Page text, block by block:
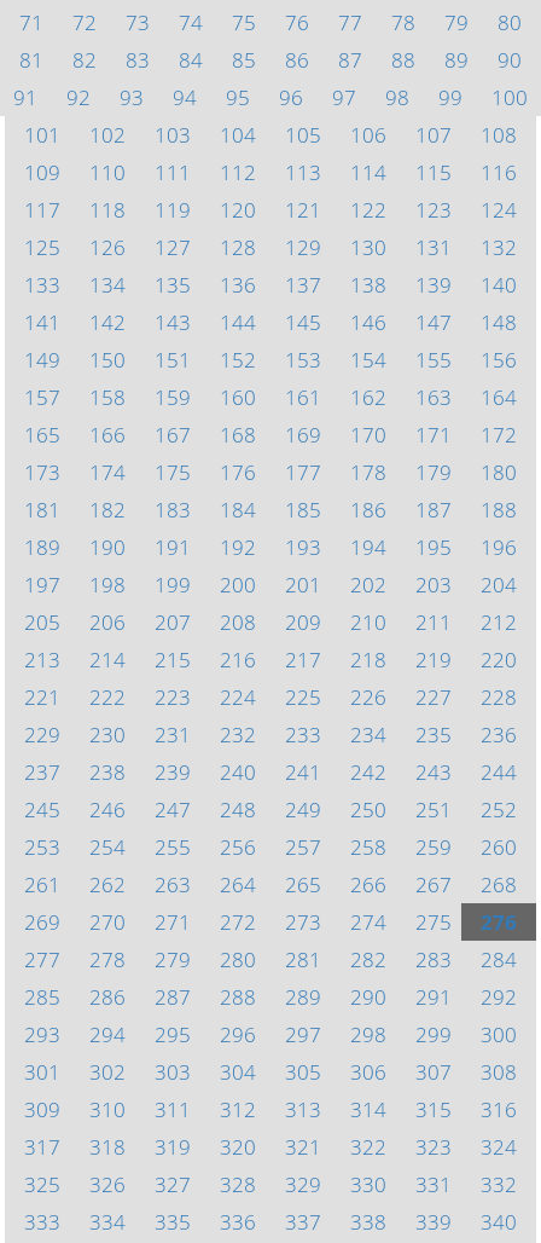
71
72 73 74 75 76 77 78 79
80
81
82 83 84 85 86 87 88 89
90
91
92 93 94 95 96 97 98 99
100
101
102 103 104 105 106 107
108
109
110 111 112 113 114 115
116
117
118 119 120 121 122 123
124
125
126 127 128 129 130 131
132
133
134 135 136 137 138 139
140
141
142 143 144 145 146 147
148
149
150 151 152 153 154 155
156
157
158 159 160 161 162 163
164
165
166 167 168 169 170 171
172
173
174 175 176 177 178 179
180
181
182 183 184 185 186 187
188
189
190 191 192 193 194 195
196
197
198 199 200 201 202 203
204
205
206 207 208 209 210 211
212
213
214 215 216 217 218 219
220
221
222 223 224 225 226 227
228
229
230 231 232 233 234 235
236
237
238 239 240 241 242 243
244
245
246 247 248 249 250 251
252
253
254 255 256 257 258 259
260
261
262 263 264 265 266 267
268
269
270 271 272 273 274 275
276
277
278 279 280 281 282 283
284
285
286 287 288 289 290 291
292
293
294 295 296 297 298 299
300
301
302 303 304 305 306 307
308
309
310 311 312 313 314 315
316
317
318 319 320 321 322 323
324
325
326 327 328 329 330 331
332
333
334 335 336 337 338 339 340